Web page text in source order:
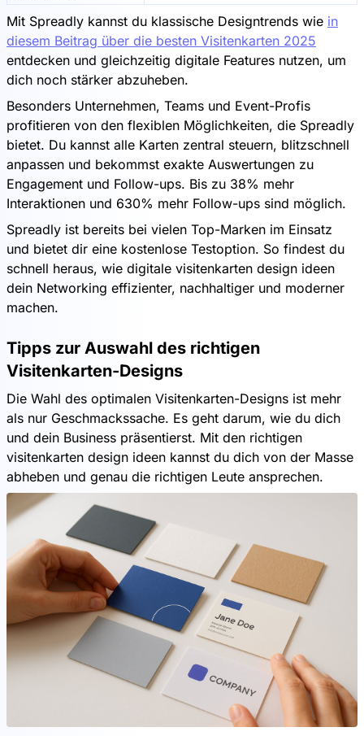
Mit Spreadly kannst du klassische Designtrends wie in
diesem Beitrag über die besten Visitenkarten 2025
entdecken und gleichzeitig digitale Features nutzen, um
dich noch stärker abzuheben.
Besonders Unternehmen, Teams und Event-Profis
profitieren von den flexiblen Möglichkeiten, die Spreadly
bietet. Du kannst alle Karten zentral steuern, blitzschnell
anpassen und bekommst exakte Auswertungen zu
Engagement und Follow-ups. Bis zu 38% mehr
Interaktionen und 630% mehr Follow-ups sind möglich.
Spreadly ist bereits bei vielen Top-Marken im Einsatz
und bietet dir eine kostenlose Testoption. So findest du
schnell heraus, wie digitale visitenkarten design ideen
dein Networking effizienter, nachhaltiger und moderner
machen.
Tipps zur Auswahl des richtigen
Visitenkarten-Designs
Die Wahl des optimalen Visitenkarten-Designs ist mehr
als nur Geschmackssache. Es geht darum, wie du dich
und dein Business präsentierst. Mit den richtigen
visitenkarten design ideen kannst du dich von der Masse
abheben und genau die richtigen Leute ansprechen.